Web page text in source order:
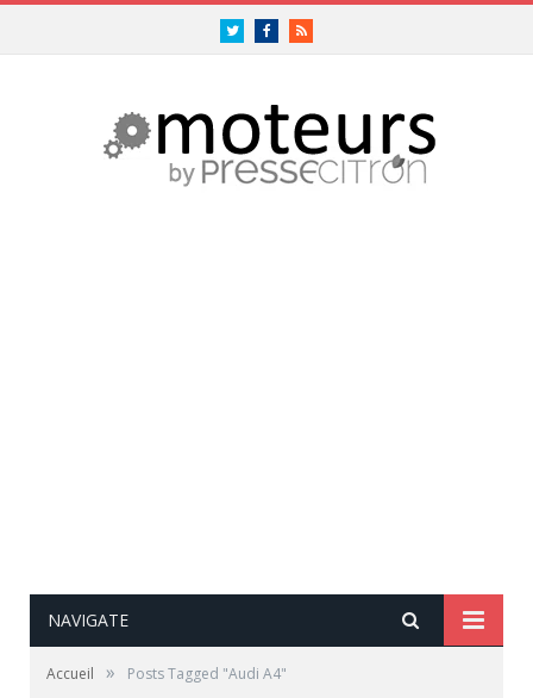
TwitterFacebookRSS
NAVIGATE
Accueil » Posts Tagged "Audi A4"